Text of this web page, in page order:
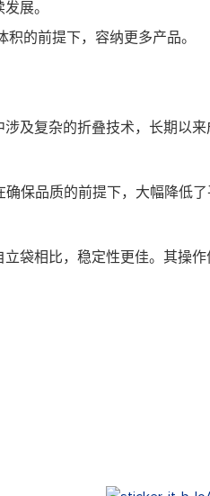
展。
的前提下，容纳更多产品。
及复杂的折叠技术，长期以来
保品质的前提下，大幅降低
袋相比，稳定性更佳。其操